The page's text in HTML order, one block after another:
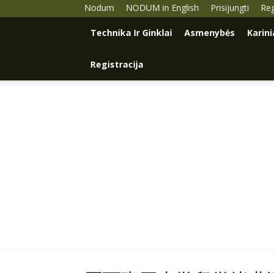
Nodum NODUM in English Prisijungti
Technika Ir Ginklai Asmenybės
Registracija